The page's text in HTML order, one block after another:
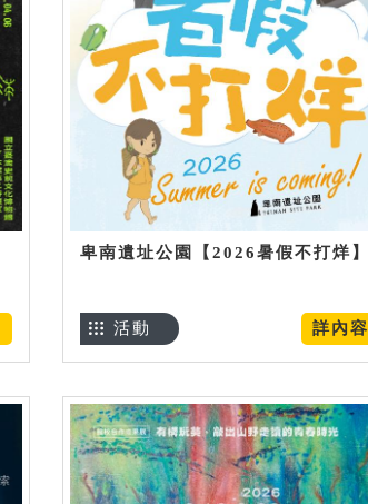
卑南遺址公園【2026暑假不打烊】
詳內容
活動